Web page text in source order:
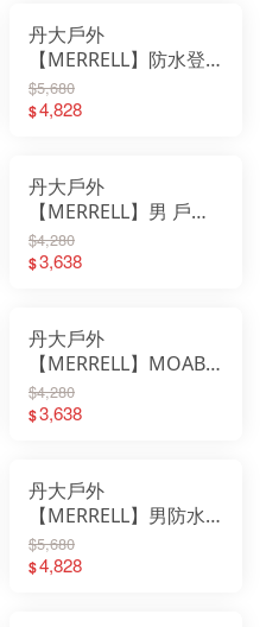
丹大戶外
【MERRELL】防水登
山鞋 女 ML037840 熔
岩煙灰｜女鞋｜運動鞋
$5,680
$4,828
丹大戶外
【MERRELL】男 戶外
鞋 橄欖綠 ML036905
｜鞋子｜布鞋｜登山鞋
$4,280
$3,638
丹大戶外
【MERRELL】MOAB
SPEED 2 登山健行鞋
男款 ML037527｜登山
$4,280
$3,638
丹大戶外
【MERRELL】男防水
登山鞋 ML037517｜男
鞋｜鞋子｜布鞋｜登山
$5,680
$4,828